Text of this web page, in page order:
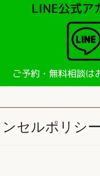
セルポリシ